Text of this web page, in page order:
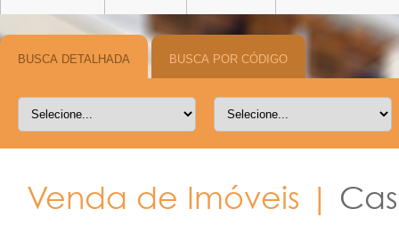
Venda de Imóveis |